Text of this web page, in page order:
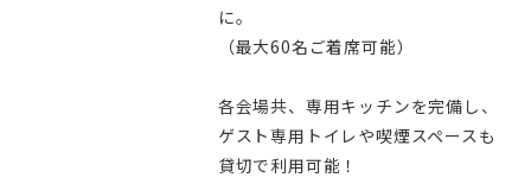
に。
（最大60名ご着席可能）
各会場共、専用キッチンを完備し、
ゲスト専用トイレや喫煙スペースも
貸切で利用可能！